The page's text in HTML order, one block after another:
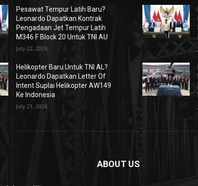
Pesawat Tempur Latih Baru?
Leonardo Dapatkan Kontrak
Pengadaan Jet Tempur Latih
M346 F Block 20 Untuk TNI AU
July 22, 2026
Helikopter Baru Untuk TNI AL?
Leonardo Dapatkan Letter Of
Intent Suplai Helikopter AW149
Ke Indonesia
July 21, 2026
ABOUT US